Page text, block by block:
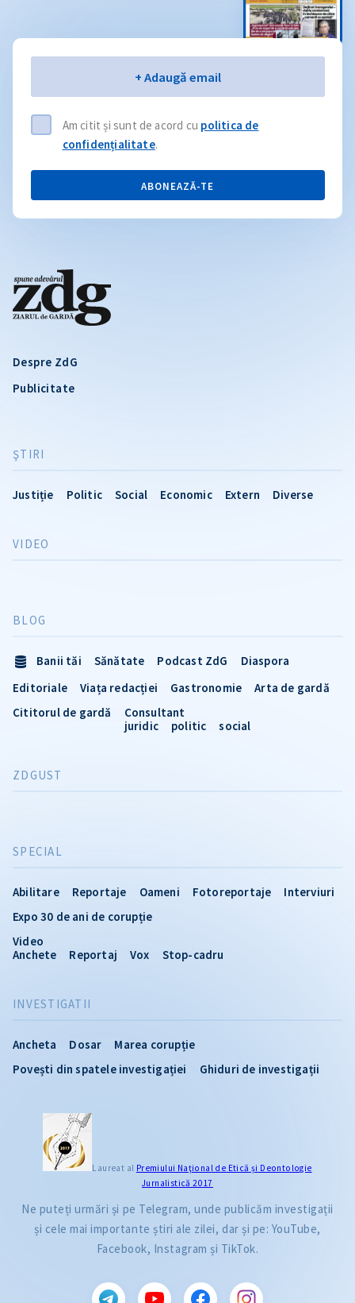
Despre ZdG
Publicitate
ŞTIRI
Justiție Politic Social Economic Extern Diverse
INVESTIGATII
Ancheta Dosar
Marea corupție
Povești din spatele investigației
Ghiduri de investigații
VIDEO
SPECIAL
Abilitare Reportaje Oameni Fotoreportaje
Interviuri
Expo 30 de ani de corupție
Video
Anchete
Reportaj Vox Stop-cadru
BLOG
Banii tăi Sănătate Podcast ZdG
Diaspora
Editoriale
Viața redacției Gastronomie
Arta de gardă
Cititorul de gardă
Consultant
juridic
politic social
ZDGUST
+ Adaugă email
Am citit și sunt de acord cu politica de
confidențialitate.
ABONEAZĂ-TE
Laureat al Premiului Naţional de Etică și Deontologie
Jurnalistică 2017
Ne puteți urmări și pe Telegram, unde publicăm investigații
și cele mai importante știri ale zilei, dar și pe: YouTube,
Facebook, Instagram și TikTok.